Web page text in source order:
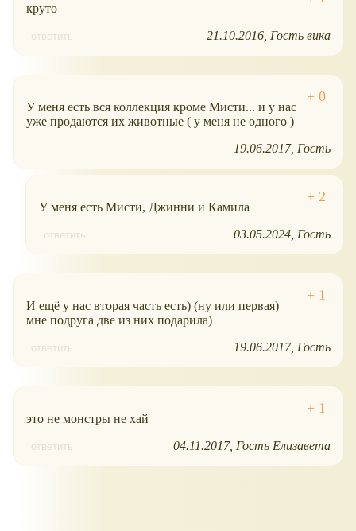
круто
ответить 21.10.2016 Гость вика
У меня есть вся коллекция кроме Мисти... и у нас
уже продаются их животные ( у меня не одного )
19.06.2017 Гость
У меня есть Мисти, Джинни и Камила
ответить 03.05.2024 Гость
И ещё у нас вторая часть есть) (ну или первая)
мне подруга две из них подарила)
ответить 19.06.2017 Гость
это не монстры не хай
ответить 04.11.2017 Гость Елизавета